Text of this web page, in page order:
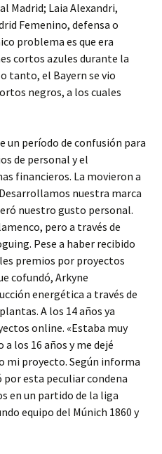
Madrid; Laia Alexandri,
Femenino, defensa o
problema es que era
cortos azules durante la
tanto, el Bayern se vio
negros, a los cuales
un período de confusión para
de personal y el
financieros. La movieron a
nuestra marca
nuestro gusto personal.
pero a través de
Pese a haber recibido
premios por proyectos
cofundó, Arkyne
energética a través de
A los 14 años ya
online. «Estaba muy
a los 16 años y me dejé
mi proyecto. Según informa
esta peculiar condena
en un partido de la liga
equipo del Múnich 1860 y